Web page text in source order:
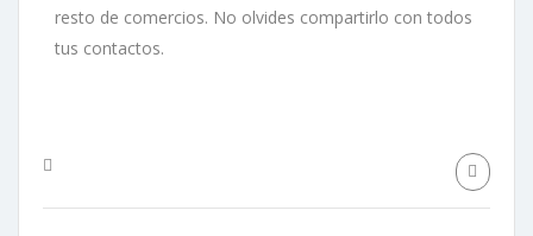
resto de comercios. No olvides compartirlo con todos
tus contactos.